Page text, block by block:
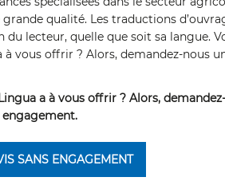
qualité. Les traductions
lecteur, quelle que soit sa langue.
vous offrir ? Alors, demandez-nous
a à vous offrir ? Alors,
engagement.
SANS ENGAGEMENT